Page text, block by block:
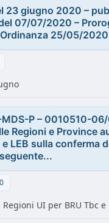
23 giugno 2020 –
07/07/2020 –
25/05/2020
MDS-P – 0010510-
Regioni e Province
e LEB sulla conferma
UI per BRU Tbc e